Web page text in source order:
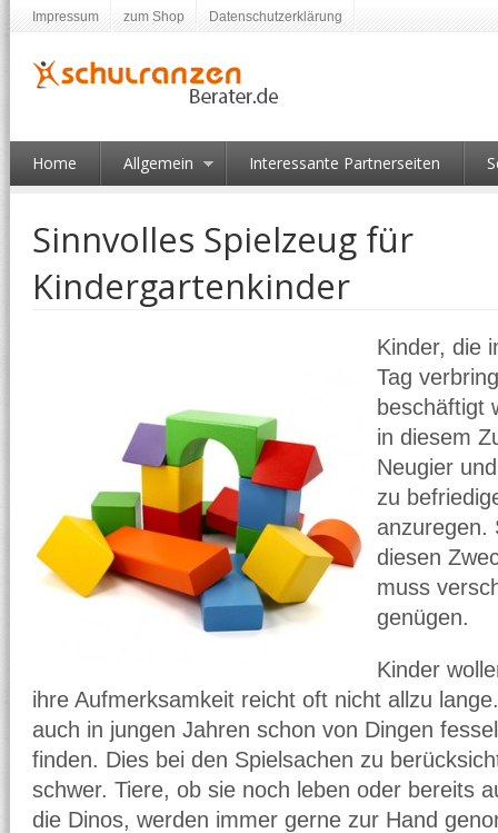
Impressum zum Shop Datenschutzerklärung
Home Allgemein Interessante Partnerseiten
Sinnvolles Spielzeug für
Kindergartenkinder
Kinder, die
Tag
beschäftigt
in diesem
Neugier
zu
anzuregen.
diesen
muss
genügen.
Kinder
ihre Aufmerksamkeit reicht oft nicht allzu
auch in jungen Jahren schon von Dingen
finden. Dies bei den Spielsachen zu
schwer. Tiere, ob sie noch leben oder bereits
die Dinos, werden immer gerne zur Hand